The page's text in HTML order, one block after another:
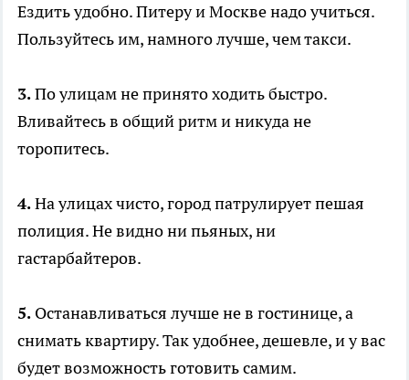
Ездить удобно. Питеру и Москве надо учиться.
Пользуйтесь им, намного лучше, чем такси.
3.По улицам не принято ходить быстро.
Вливайтесь в общий ритм и никуда не
торопитесь.
4.На улицах чисто, город патрулирует пешая
полиция. Не видно ни пьяных, ни
гастарбайтеров.
5. Останавливаться лучше не в гостинице, а
снимать квартиру. Так удобнее, дешевле, и у вас
будет возможность готовить самим.